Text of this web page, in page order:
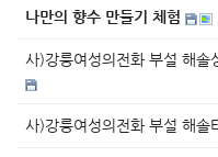
나만의 향수 만들기 체험
사)강릉여성의전화 부설 해솔
사)강릉여성의전화 부설 해솔